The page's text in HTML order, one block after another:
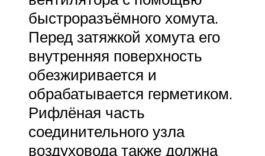
быстроразъёмного хомута.
Перед затяжкой хомута его
внутренняя поверхность
обезжиривается и
обрабатывается герметиком.
Рифлёная часть
соединительного узла
воздуховода также должна